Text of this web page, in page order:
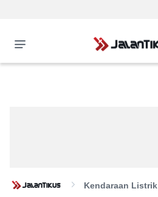
Kendaraan Listrik